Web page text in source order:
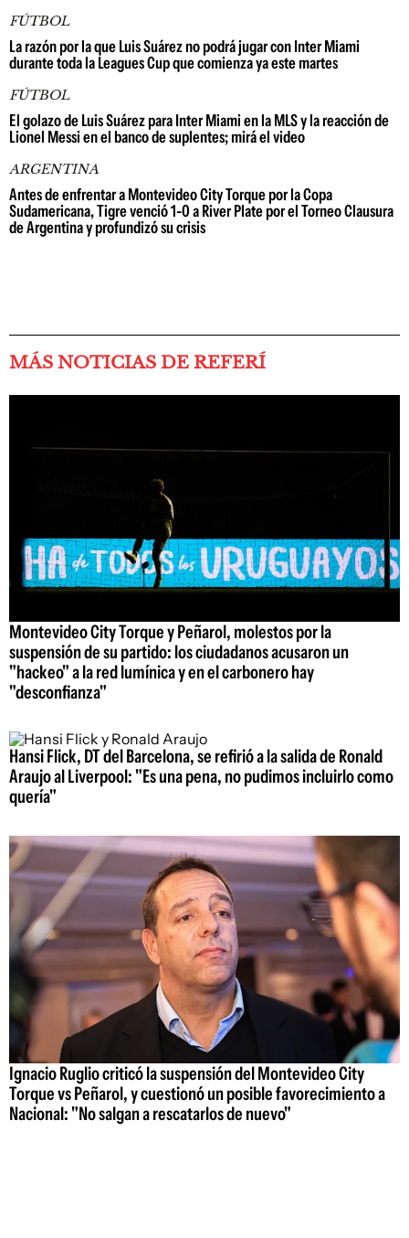
FÚTBOL
La razón por la que Luis Suárez no podrá jugar con Inter Miami
durante toda la Leagues Cup que comienza ya este martes
FÚTBOL
El golazo de Luis Suárez para Inter Miami en la MLS y la reacción de
Lionel Messi en el banco de suplentes; mirá el video
ARGENTINA
Antes de enfrentar a Montevideo City Torque por la Copa
Sudamericana, Tigre venció 1-0 a River Plate por el Torneo Clausura
de Argentina y profundizó su crisis
MÁS NOTICIAS DE REFERÍ
Montevideo City Torque y Peñarol, molestos por la
suspensión de su partido: los ciudadanos acusaron un
"hackeo" a la red lumínica y en el carbonero hay
"desconfianza"
Hansi Flick, DT del Barcelona, se refirió a la salida de Ronald
Araujo al Liverpool: "Es una pena, no pudimos incluirlo como
quería"
Ignacio Ruglio criticó la suspensión del Montevideo City
Torque vs Peñarol, y cuestionó un posible favorecimiento a
Nacional: "No salgan a rescatarlos de nuevo"